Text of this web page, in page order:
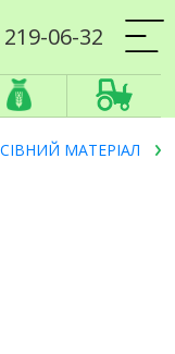
06-32
МАТЕРІАЛ